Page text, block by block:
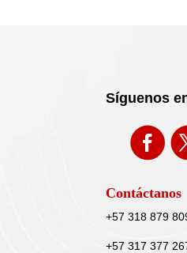
Síguenos
Contáctanos
+57 318 879
+57 317 377